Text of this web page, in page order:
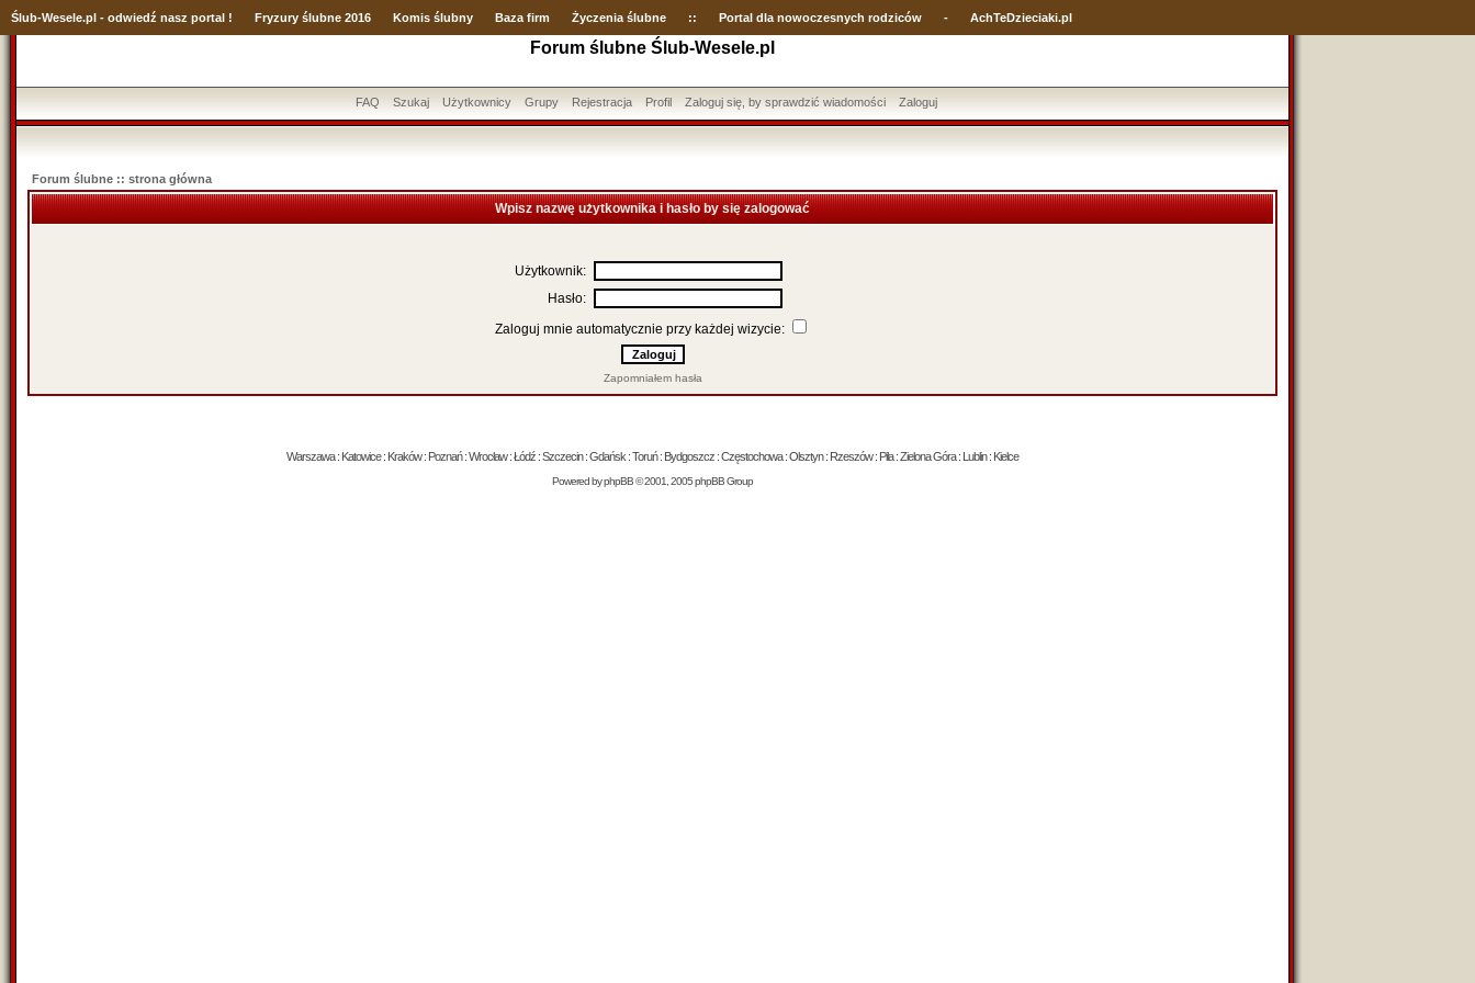
Ślub-Wesele.pl - odwiedź nasz portal ! Fryzury ślubne 2016 Komis ślubny Baza firm Życzenia ślubne :: Portal dla nowoczesnych rodziców - AchTeDzieciaki.pl
Forum ślubne Ślub-Wesele.pl
FAQ Szukaj Użytkownicy Grupy Rejestracja Profil Zaloguj się, by sprawdzić wiadomości Zaloguj
Forum ślubne :: strona główna
Wpisz nazwę użytkownika i hasło by się zalogować
Użytkownik:
Hasło:
Zaloguj mnie automatycznie przy każdej wizycie:
Zapomniałem hasła
Warszawa : Katowice : Kraków : Poznań : Wrocław : Łódź : Szczecin : Gdańsk : Toruń : Bydgoszcz : Częstochowa : Olsztyn : Rzeszów : Piła : Zielona Góra : Lublin : Kielce
Powered byphpBB© 2001, 2005 phpBB Group